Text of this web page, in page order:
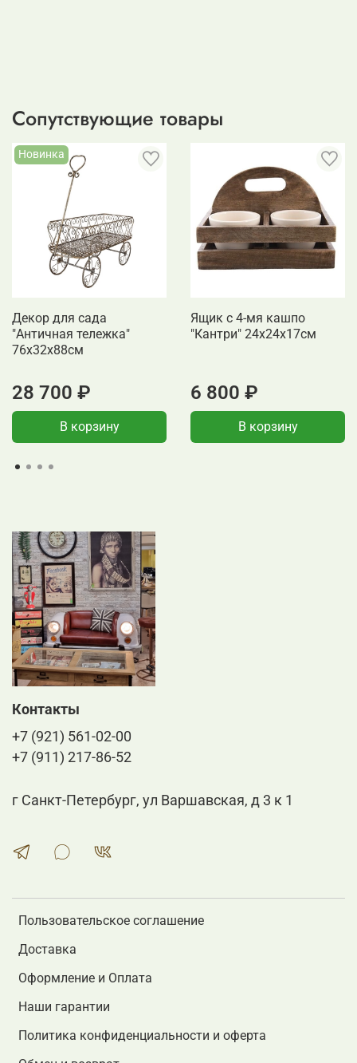
Сопутствующие товары
Новинка
Декор для сада
"Античная тележка"
76x32x88см
28 700 ₽
В корзину
Ящик с 4-мя кашпо
"Кантри" 24x24x17см
6 800 ₽
В корзину
Пользовательское соглашение
Доставка
Оформление и Оплата
Наши гарантии
Политика конфиденциальности и оферта
Контакты
+7 (921) 561-02-00
+7 (911) 217-86-52
г Санкт-Петербург, ул Варшавская, д 3 к 1